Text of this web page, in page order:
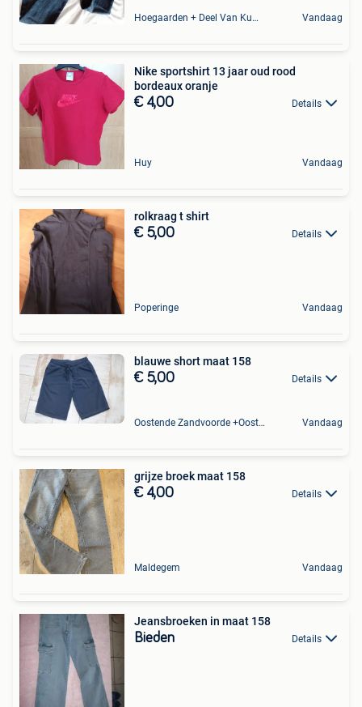
Hoegaarden + Deel Van Kumtich + Deel Van Tienen Vandaag
Nike sportshirt 13 jaar oud rood
bordeaux oranje
€ 4,00 Details
Huy Vandaag
rolkraag t shirt
€ 5,00 Details
Poperinge Vandaag
blauwe short maat 158
€ 5,00 Details
Oostende Zandvoorde +Oostende Vandaag
grijze broek maat 158
€ 4,00 Details
Maldegem Vandaag
Jeansbroeken in maat 158
Bieden Details